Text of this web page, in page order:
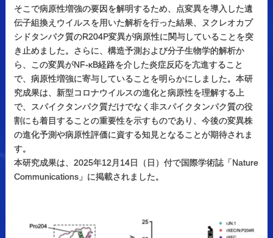
そこで病原性増強の要因を解明するため、点変異を導入した遺
伝子組換えウイルスを用いた解析を行った結果、ヌクレオカプ
シドタンパク質のR204P変異が病原性に関与していることを突
き止めました。さらに、構造予測および分子生物学的解析か
ら、この変異がNF-κB経路を介した炎症反応を亢進すること
で、病原性増強に寄与していることを明らかにしました。本研
究成果は、新型コロナウイルスの進化と病原性を理解する上
で、スパイクタンパク質だけでなく非スパイクタンパク質の役
割にも着目することの重要性を示すものであり、今後の変異株
の進化予測や病原性評価に資する知見となることが期待されま
す。
本研究成果は、2025年12月14日（日）付で国際学術誌「Nature
Communications」に掲載されました。